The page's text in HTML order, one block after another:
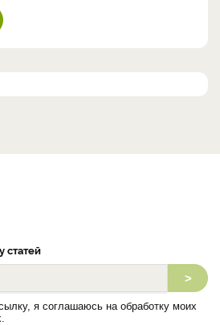
статей
>
я соглашаюсь на обработку моих